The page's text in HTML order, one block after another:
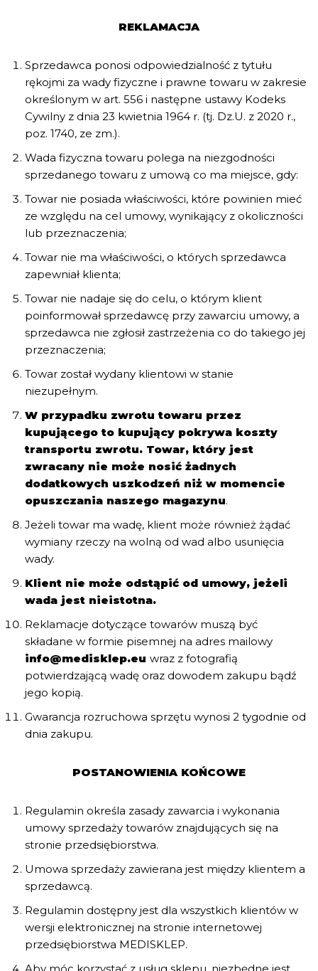
REKLAMACJA
Sprzedawca ponosi odpowiedzialność z tytułu
rękojmi za wady fizyczne i prawne towaru w zakresie
określonym w art. 556 i następne ustawy Kodeks
Cywilny z dnia 23 kwietnia 1964 r. (tj. Dz.U. z 2020 r.,
poz. 1740, ze zm.).
Wada fizyczna towaru polega na niezgodności
sprzedanego towaru z umową co ma miejsce, gdy:
Towar nie posiada właściwości, które powinien mieć
ze względu na cel umowy, wynikający z okoliczności
lub przeznaczenia;
Towar nie ma właściwości, o których sprzedawca
zapewniał klienta;
Towar nie nadaje się do celu, o którym klient
poinformował sprzedawcę przy zawarciu umowy, a
sprzedawca nie zgłosił zastrzeżenia co do takiego jej
przeznaczenia;
Towar został wydany klientowi w stanie
niezupełnym.
W przypadku zwrotu towaru przez
kupującego to kupujący pokrywa koszty
transportu zwrotu. Towar, który jest
zwracany nie może nosić żadnych
dodatkowych uszkodzeń niż w momencie
opuszczania naszego magazynu.
Jeżeli towar ma wadę, klient może również żądać
wymiany rzeczy na wolną od wad albo usunięcia
wady.
Klient nie może odstąpić od umowy, jeżeli
wada jest nieistotna.
Reklamacje dotyczące towarów muszą być
składane w formie pisemnej na adres mailowy
info@medisklep.eu wraz z fotografią
potwierdzającą wadę oraz dowodem zakupu bądź
jego kopią.
Gwarancja rozruchowa sprzętu wynosi 2 tygodnie od
dnia zakupu.
POSTANOWIENIA KOŃCOWE
Regulamin określa zasady zawarcia i wykonania
umowy sprzedaży towarów znajdujących się na
stronie przedsiębiorstwa.
Umowa sprzedaży zawierana jest między klientem a
sprzedawcą.
Regulamin dostępny jest dla wszystkich klientów w
wersji elektronicznej na stronie internetowej
przedsiębiorstwa MEDISKLEP.